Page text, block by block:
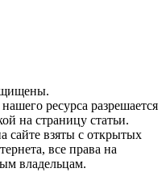
ресурса разрешается
на страницу статьи.
сайте взяты с открытых
все права на
владельцам.